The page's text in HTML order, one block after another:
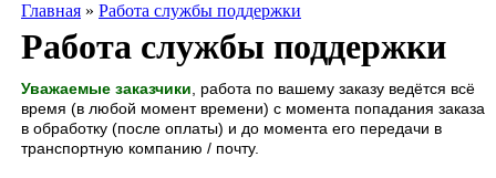
Главная » Работа службы поддержки
Работа службы поддержки
Уважаемые заказчики , работа по вашему заказу ведётся всё
время (в любой момент времени) с момента попадания заказа
в обработку (после оплаты) и до момента его передачи в
транспортную компанию / почту.